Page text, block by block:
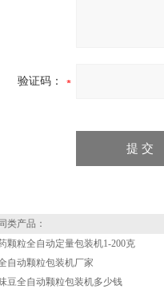
验证码：
类产品：
颗粒全自动定量包装机1-200克
自动颗粒包装机厂家
豆全自动颗粒包装机多少钱